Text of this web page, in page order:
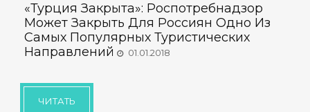
«Турция Закрыта»: Роспотребнадзор
Может Закрыть Для Россиян Одно Из
Самых Популярных Туристических
Направлений
01.01.2018
ЧИТАТЬ